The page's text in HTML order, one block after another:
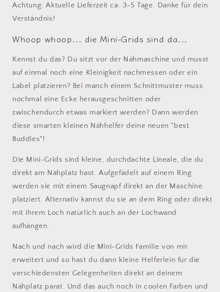
Achtung: Aktuelle Lieferzeit ca. 3-5 Tage. Danke für dein
Verständnis!
Whoop whoop... die Mini-Grids sind da...
Kennst du das? Du sitzt vor der Nähmaschine und musst
auf einmal noch eine Kleinigkeit nachmessen oder ein
Label platzieren? Bei manch einem Schnittmuster muss
nochmal eine Ecke herausgeschnitten oder
zwischendurch etwas markiert werden? Dann werden
diese smarten kleinen Nähhelfer deine neuen "best
Buddies"!
Die Mini-Grids sind kleine, durchdachte Lineale, die du
direkt am Nähplatz hast. Aufgefädelt auf einem Ring
werden sie mit einem Saugnapf direkt an der Maschine
platziert. Alternativ kannst du sie an dem Ring oder direkt
mit ihrem Loch natürlich auch an der Lochwand
aufhängen.
Nach und nach wird die Mini-Grids Familie von mir
erweitert und so hast du dann kleine Helferlein für die
verschiedensten Gelegenheiten direkt an deinem
Nähplatz parat. Und das auch noch in coolen Farben und